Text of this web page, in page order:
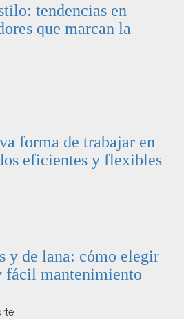
tendencias en
que marcan la
forma de trabajar en
eficientes y flexibles
y de lana: cómo elegir
fácil mantenimiento